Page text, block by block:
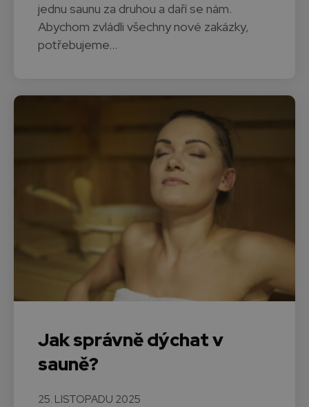
jednu saunu za druhou a daří se nám.
Abychom zvládli všechny nové zakázky,
potřebujeme…
Jak správně dýchat v
sauně?
25. LISTOPADU 2025